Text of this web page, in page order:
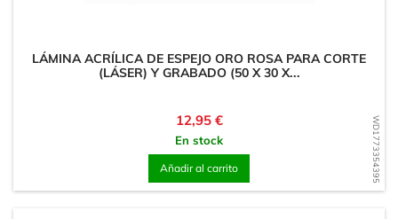
WD1773354395
LÁMINA ACRÍLICA DE ESPEJO ORO ROSA PARA CORTE
(LÁSER) Y GRABADO (50 X 30 X...
Precio
12,95 €
En stock
Añadir al carrito